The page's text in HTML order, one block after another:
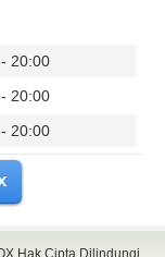
20:00
20:00
20:00
Hak Cipta Dilindungi